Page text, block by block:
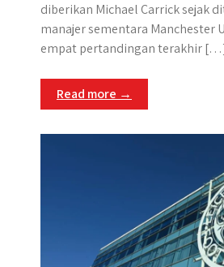
diberikan Michael Carrick sejak
manajer sementara Manchester
empat pertandingan terakhir
Read more →